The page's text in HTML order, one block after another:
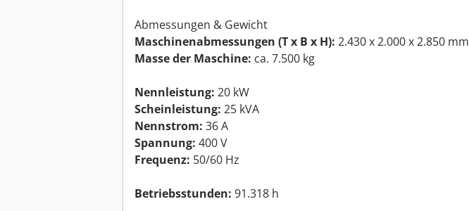
Abmessungen & Gewicht
Maschinenabmessungen (T x B x H): 2.430 x 2.000 x 2.850 mm
Masse der Maschine: ca. 7.500 kg
Nennleistung: 20 kW
Scheinleistung: 25 kVA
Nennstrom: 36 A
Spannung: 400 V
Frequenz: 50/60 Hz
Betriebsstunden: 91.318 h